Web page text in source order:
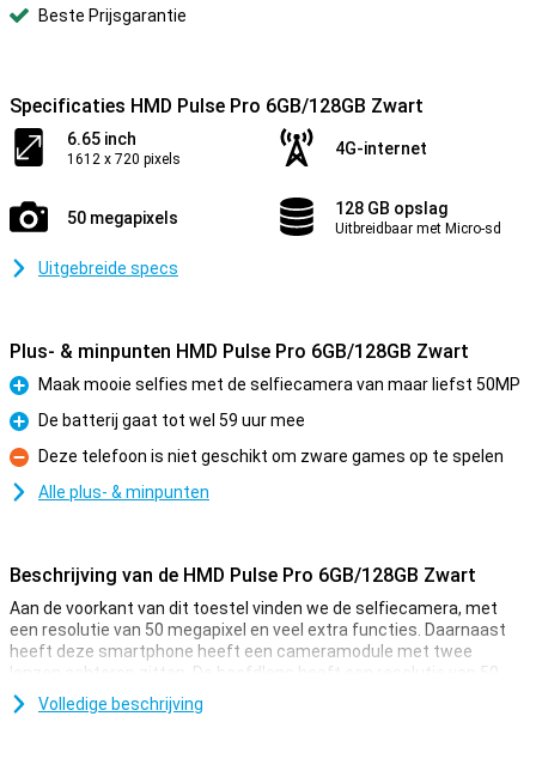
Beste Prijsgarantie
Specificaties HMD Pulse Pro 6GB/128GB Zwart
6.65 inch
1612 x 720 pixels
4G-internet
50 megapixels 128 GB opslag
Uitbreidbaar met Micro-sd
Uitgebreide specs
Plus- & minpunten HMD Pulse Pro 6GB/128GB Zwart
Pluspunt
Maak mooie selfies met de selfiecamera van maar liefst 50MP
Pluspunt
De batterij gaat tot wel 59 uur mee
Minpunt
Deze telefoon is niet geschikt om zware games op te spelen
Alle plus- & minpunten
Beschrijving van de HMD Pulse Pro 6GB/128GB Zwart
Aan de voorkant van dit toestel vinden we de selfiecamera, met
een resolutie van 50 megapixel en veel extra functies. Daarnaast
heeft deze smartphone heeft een cameramodule met twee
lenzen achterop zitten. De hoofdlens heeft een resolutie van 50
megapixel, waarmee je dus mooie foto's schiet. Deze camera
gebruik je voor alle normale foto's en gebruik je dus het vaakst!
Volledige beschrijving